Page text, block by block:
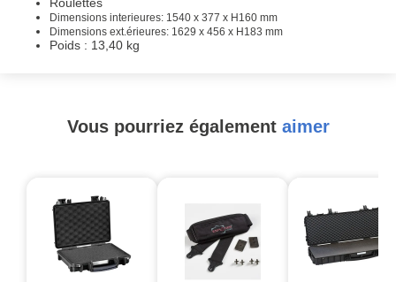
Dimensions interieures: 1540 x 377 x H160 mm
Dimensions ext.érieures: 1629 x 456 x H183 mm
Poids : 13,40 kg
Vous pourriez également aimer